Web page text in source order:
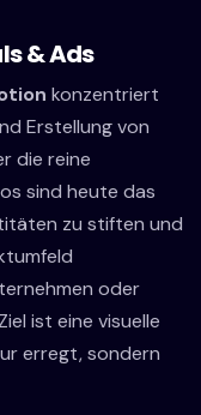
& Ads
konzentriert
Erstellung von
die reine
sind heute das
zu stiften und
oder
ist eine visuelle
erregt, sondern